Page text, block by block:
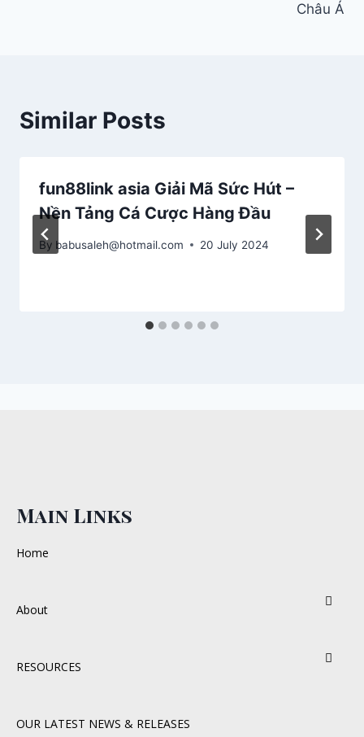
Châu Á
Similar Posts
fun88link asia Giải Mã Sức Hút –
Nền Tảng Cá Cược Hàng Đầu
By babusaleh@hotmail.com 20 July 2024
Main Links
Home
About
RESOURCES
OUR LATEST NEWS & RELEASES